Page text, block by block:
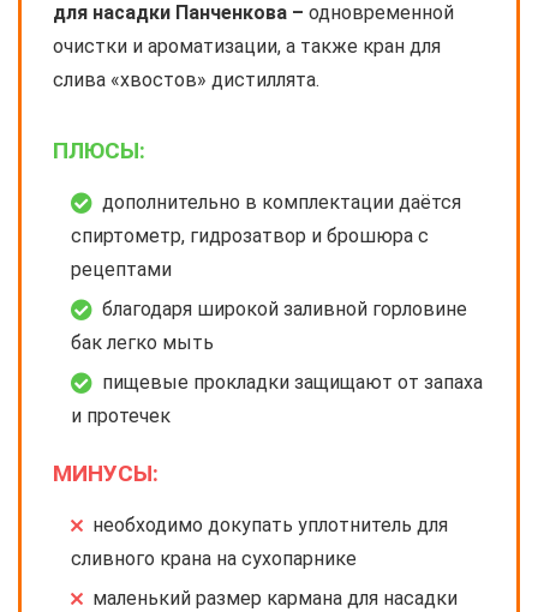
для насадки Панченкова – одновременной
очистки и ароматизации, а также кран для
слива «хвостов» дистиллята.
ПЛЮСЫ:
дополнительно в комплектации даётся
спиртометр, гидрозатвор и брошюра с
рецептами
благодаря широкой заливной горловине
бак легко мыть
пищевые прокладки защищают от запаха
и протечек
МИНУСЫ:
необходимо докупать уплотнитель для
сливного крана на сухопарнике
маленький размер кармана для насадки